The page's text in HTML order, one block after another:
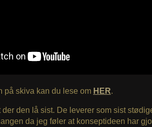
på skiva kan du lese om HER.
den lå sist. De leverer som sist
da jeg føler at konseptideen har